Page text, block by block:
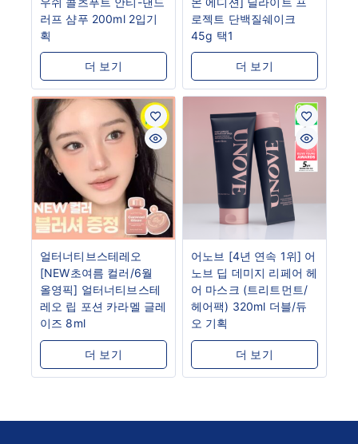
러프 샴푸 200ml 2입기
획
더 보기
로젝트 단백질쉐이크
45g 택1
더 보기
얼터너티브스테레오
[NEW초여름 컬러/6월
올영픽] 얼터너티브스테
레오 립 포션 카라멜 글레
이즈 8ml
더 보기
어노브 [4년 연속 1위] 어
노브 딥 데미지 리페어 헤
어 마스크 (트리트먼트/
헤어팩) 320ml 더블/듀
오 기획
더 보기